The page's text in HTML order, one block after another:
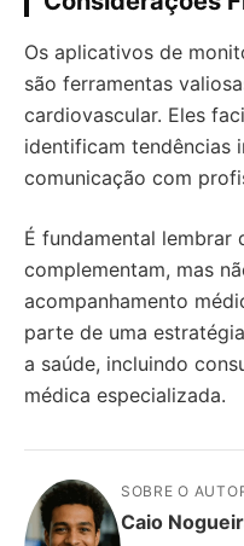
Os aplicativos de
são ferramentas
cardiovascular. Eles
identificam tendências
comunicação com
É fundamental lembrar
complementam, mas
acompanhamento
parte de uma
a saúde, incluindo
médica especializada.
SOBRE O
Caio